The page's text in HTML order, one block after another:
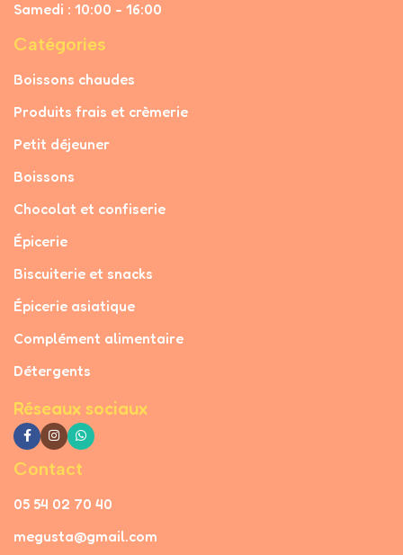
Samedi : 10:00 - 16:00
Catégories
Boissons chaudes
Produits frais et crèmerie
Petit déjeuner
Boissons
Chocolat et confiserie
Épicerie
Biscuiterie et snacks
Épicerie asiatique
Complément alimentaire
Détergents
Réseaux sociaux
Contact
05 54 02 70 40
megusta@gmail.com